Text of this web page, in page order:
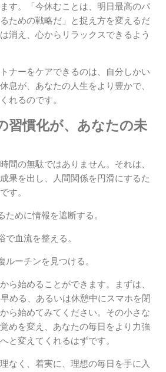
す。「今休むことは、明日最高のパ
ための戦略だ」と捉え方を変えるだ
消え、心からリラックスできるよう
ナーをケアできるのは、自分しかい
息が、あなたの人生をより豊かで、
れるのです。
習慣化が、あなたの未
間の無駄ではありません。それは、
果を出し、人間関係を円滑にするた
す。
ために情報を遮断する。
で血流を整える。
ルーチンを見つける。
ら始めることができます。まずは、
める、あるいは休憩中にスマホを閉
ら始めてみてください。その小さな
めを変え、あなたの毎日をより力強
と変えてくれるはずです。
なく、着実に、理想の毎日を手に入